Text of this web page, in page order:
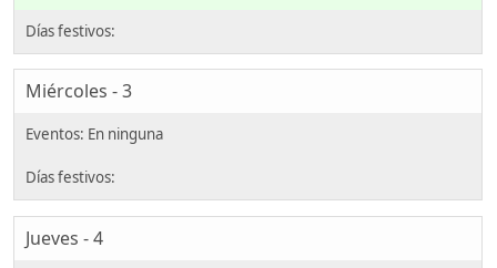
Miércoles - 3
Jueves - 4